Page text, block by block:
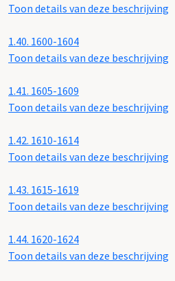
Toon details van deze beschrijving
1.40. 1600-1604
Toon details van deze beschrijving
1.41. 1605-1609
Toon details van deze beschrijving
1.42. 1610-1614
Toon details van deze beschrijving
1.43. 1615-1619
Toon details van deze beschrijving
1.44. 1620-1624
Toon details van deze beschrijving